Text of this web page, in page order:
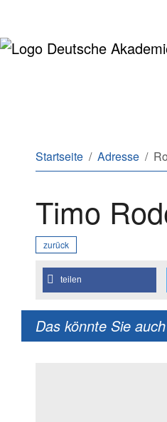
Sie sind hier:
Startseite Adresse
Timo
zurück
teilen
Das könnte Sie